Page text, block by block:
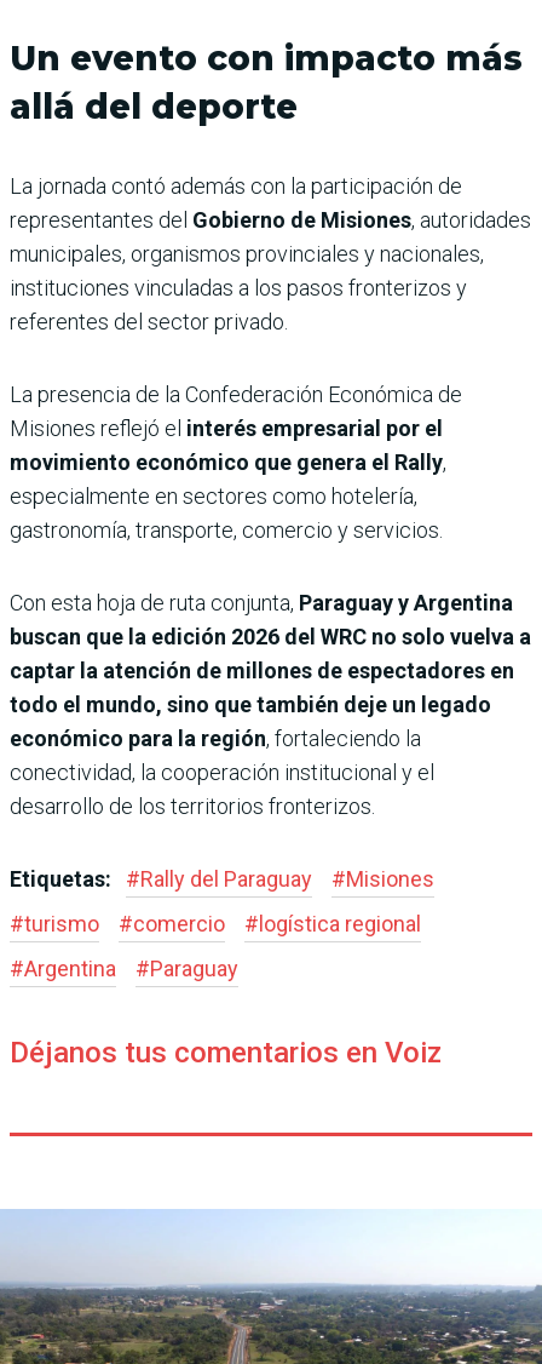
Un evento con impacto más
allá del deporte
La jornada contó además con la participación de
representantes del Gobierno de Misiones, autoridades
municipales, organismos provinciales y nacionales,
instituciones vinculadas a los pasos fronterizos y
referentes del sector privado.
La presencia de la Confederación Económica de
Misiones reflejó el interés empresarial por el
movimiento económico que genera el Rally,
especialmente en sectores como hotelería,
gastronomía, transporte, comercio y servicios.
Con esta hoja de ruta conjunta, Paraguay y Argentina
buscan que la edición 2026 del WRC no solo vuelva a
captar la atención de millones de espectadores en
todo el mundo, sino que también deje un legado
económico para la región, fortaleciendo la
conectividad, la cooperación institucional y el
desarrollo de los territorios fronterizos.
Etiquetas: #Rally del Paraguay #Misiones
#turismo #comercio # logística regional
#Argentina #Paraguay
Déjanos tus comentarios en Voiz